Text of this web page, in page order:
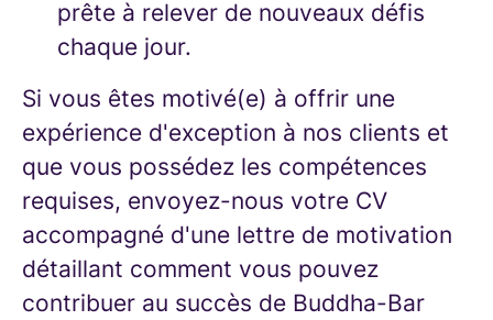
prête à relever de nouveaux défis
chaque jour.
Si vous êtes motivé(e) à offrir une
expérience d'exception à nos clients et
que vous possédez les compétences
requises, envoyez-nous votre CV
accompagné d'une lettre de motivation
détaillant comment vous pouvez
contribuer au succès de Buddha-Bar